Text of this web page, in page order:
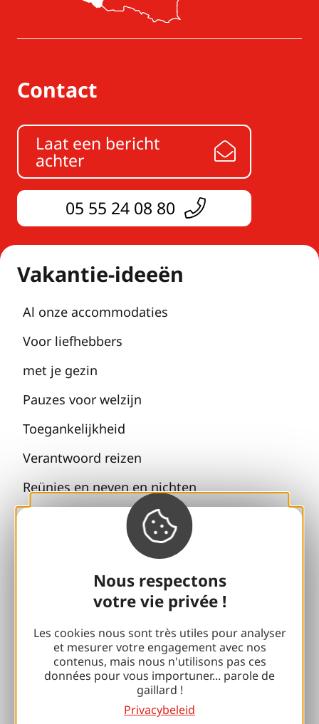
Nous respectons
votre vie privée !
Les cookies nous sont très utiles pour analyser
et mesurer votre engagement avec nos
contenus, mais nous n'utilisons pas ces
données pour vous importuner... parole de
gaillard !
Privacybeleid
Contact
Laat een bericht
achter
05 55 24 08 80
Vakantie-ideeën
Al onze accommodaties
Voor liefhebbers
met je gezin
Pauzes voor welzijn
Toegankelijkheid
Verantwoord reizen
Reünies en neven en nichten
Alle vakantie-ideeën
Espace Pro
Groepen
Sport pauzes
100% Gaillard Club
Brive 100% Evenement